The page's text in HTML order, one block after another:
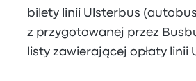
bilety linii Ulsterbus
z przygotowanej przez
listy zawierającej opłaty linii